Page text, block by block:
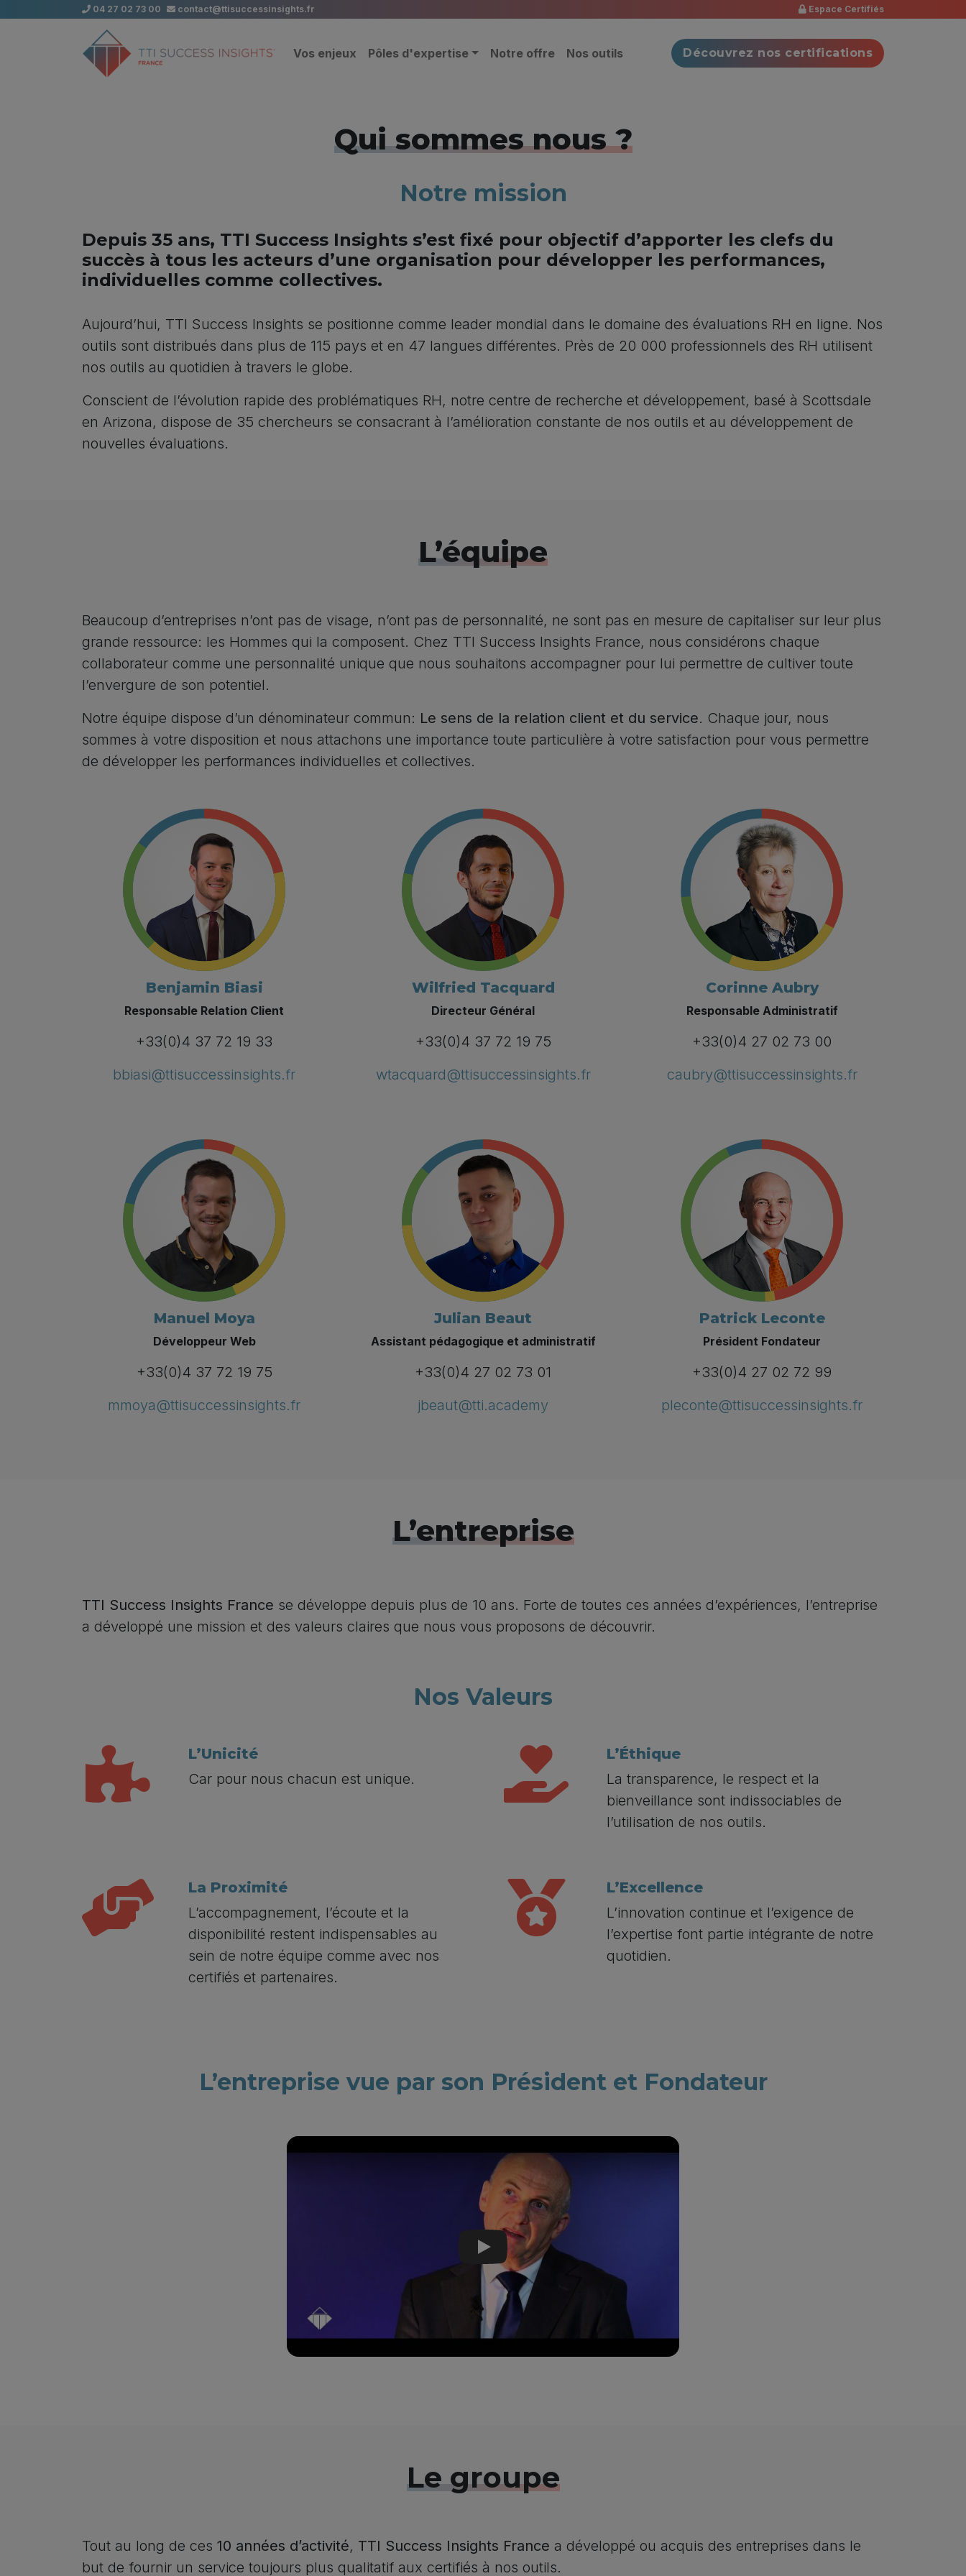
04 27 02 73 00 contact@ttisuccessinsights.fr Espace Certifiés
Vos enjeux Pôles d'expertise Notre offre Nos outils Découvrez nos certifications
Qui sommes nous ?
Notre mission
Depuis 35 ans, TTI Success Insights s’est fixé pour objectif d’apporter les clefs du
succès à tous les acteurs d’une organisation pour développer les performances,
individuelles comme collectives.
Aujourd’hui, TTI Success Insights se positionne comme leader mondial dans le domaine des évaluations RH en ligne. Nos
outils sont distribués dans plus de 115 pays et en 47 langues différentes. Près de 20 000 professionnels des RH utilisent
nos outils au quotidien à travers le globe.
Conscient de l’évolution rapide des problématiques RH, notre centre de recherche et développement, basé à Scottsdale
en Arizona, dispose de 35 chercheurs se consacrant à l’amélioration constante de nos outils et au développement de
nouvelles évaluations.
L’équipe
Beaucoup d’entreprises n’ont pas de visage, n’ont pas de personnalité, ne sont pas en mesure de capitaliser sur leur plus
grande ressource: les Hommes qui la composent. Chez TTI Success Insights France, nous considérons chaque
collaborateur comme une personnalité unique que nous souhaitons accompagner pour lui permettre de cultiver toute
l’envergure de son potentiel.
Notre équipe dispose d’un dénominateur commun: Le sens de la relation client et du service. Chaque jour, nous
sommes à votre disposition et nous attachons une importance toute particulière à votre satisfaction pour vous permettre
de développer les performances individuelles et collectives.
Benjamin Biasi
Responsable Relation Client
+33(0)4 37 72 19 33
bbiasi@ttisuccessinsights.fr
Wilfried Tacquard
Directeur Général
+33(0)4 37 72 19 75
wtacquard@ttisuccessinsights.fr
Corinne Aubry
Responsable Administratif
+33(0)4 27 02 73 00
caubry@ttisuccessinsights.fr
Manuel Moya
Développeur Web
+33(0)4 37 72 19 75
mmoya@ttisuccessinsights.fr
Julian Beaut
Assistant pédagogique et administratif
+33(0)4 27 02 73 01
jbeaut@tti.academy
Patrick Leconte
Président Fondateur
+33(0)4 27 02 72 99
pleconte@ttisuccessinsights.fr
L’entreprise
TTI Success Insights France se développe depuis plus de 10 ans. Forte de toutes ces années d’expériences, l’entreprise
a développé une mission et des valeurs claires que nous vous proposons de découvrir.
Nos Valeurs
L’Unicité
Car pour nous chacun est unique.
L’Éthique
La transparence, le respect et la
bienveillance sont indissociables de
l’utilisation de nos outils.
La Proximité
L’accompagnement, l’écoute et la
disponibilité restent indispensables au
sein de notre équipe comme avec nos
certifiés et partenaires.
L’Excellence
L’innovation continue et l’exigence de
l’expertise font partie intégrante de notre
quotidien.
L’entreprise vue par son Président et Fondateur
Ce qui nous différencie, c'est une équipe de recherche
Le groupe
Tout au long de ces 10 années d’activité, TTI Success Insights France a développé ou acquis des entreprises dans le
but de fournir un service toujours plus qualitatif aux certifiés à nos outils.